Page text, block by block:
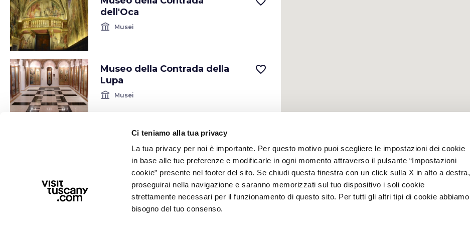
Ci teniamo alla tua privacy
La tua privacy per noi è importante. Per questo motivo puoi scegliere le impostazioni dei cookie
in base alle tue preferenze e modificarle in ogni momento attraverso il pulsante “Impostazioni
cookie” presente nel footer del sito. Se chiudi questa finestra con un click sulla X in alto a destra,
proseguirai nella navigazione e saranno memorizzati sul tuo dispositivo i soli cookie
strettamente necessari per il funzionamento di questo sito. Per tutti gli altri tipi di cookie abbiamo
bisogno del tuo consenso.
dell'Oca
account_balance Musei
Museo della Contrada della
Lupa
account_balance Musei
favorite_border
Museo della Contrada della
Chiocciola
Musei
Museo della Contrada Priora